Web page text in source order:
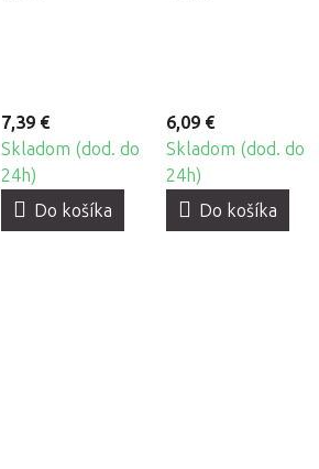
7,39 €
Skladom (dod. do
24h)
Do košíka
6,09 €
Skladom (dod. do
24h)
Do košíka